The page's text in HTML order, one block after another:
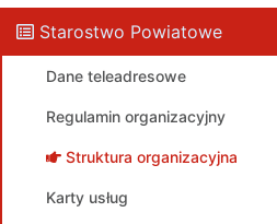
Starostwo Powiatowe
Dane teleadresowe
Regulamin organizacyjny
Struktura organizacyjna
Karty usług